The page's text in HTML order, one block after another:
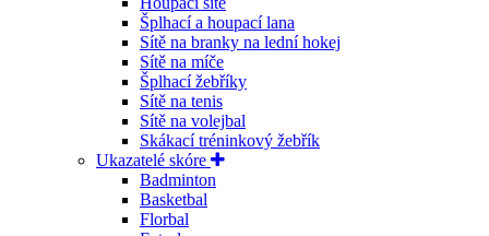
Šplhací a houpací lana
Sítě na branky na lední hokej
Sítě na míče
Šplhací žebříky
Sítě na tenis
Sítě na volejbal
Skákací tréninkový žebřík
Ukazatelé skóre
Badminton
Basketbal
Florbal